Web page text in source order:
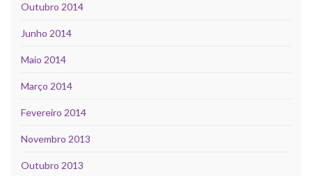
Outubro 2014
Junho 2014
Maio 2014
Março 2014
Fevereiro 2014
Novembro 2013
Outubro 2013